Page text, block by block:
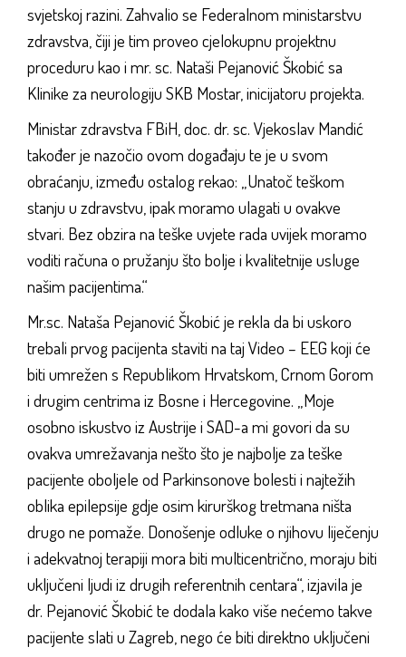
svjetskoj razini. Zahvalio se Federalnom ministarstvu
zdravstva, čiji je tim proveo cjelokupnu projektnu
proceduru kao i mr. sc. Nataši Pejanović Škobić sa
Klinike za neurologiju SKB Mostar, inicijatoru projekta.
Ministar zdravstva FBiH, doc. dr. sc. Vjekoslav Mandić
također je nazočio ovom događaju te je u svom
obraćanju, između ostalog rekao: „Unatoč teškom
stanju u zdravstvu, ipak moramo ulagati u ovakve
stvari. Bez obzira na teške uvjete rada uvijek moramo
voditi računa o pružanju što bolje i kvalitetnije usluge
našim pacijentima.“
Mr.sc. Nataša Pejanović Škobić je rekla da bi uskoro
trebali prvog pacijenta staviti na taj Video – EEG koji će
biti umrežen s Republikom Hrvatskom, Crnom Gorom
i drugim centrima iz Bosne i Hercegovine. „Moje
osobno iskustvo iz Austrije i SAD-a mi govori da su
ovakva umrežavanja nešto što je najbolje za teške
pacijente oboljele od Parkinsonove bolesti i najtežih
oblika epilepsije gdje osim kirurškog tretmana ništa
drugo ne pomaže. Donošenje odluke o njihovu liječenju
i adekvatnoj terapiji mora biti multicentrično, moraju biti
uključeni ljudi iz drugih referentnih centara“, izjavila je
dr. Pejanović Škobić te dodala kako više nećemo takve
pacijente slati u Zagreb, nego će biti direktno uključeni